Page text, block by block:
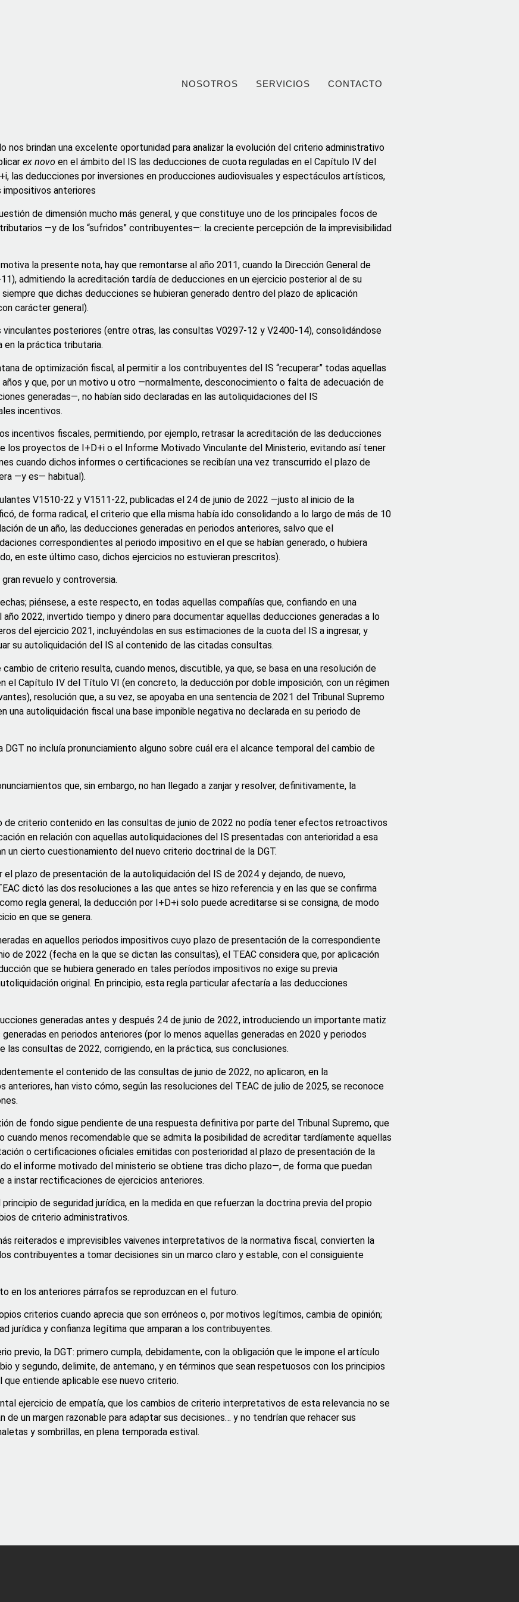
NOSOTROS SERVICIOS CONTACTO
nos brindan una excelente oportunidad para analizar la evolución del criterio administrativo
ex novo en el ámbito del IS las deducciones de cuota reguladas en el Capítulo IV del
las deducciones por inversiones en producciones audiovisuales y espectáculos artísticos,
impositivos anteriores
de dimensión mucho más general, y que constituye uno de los principales focos de
—y de los “sufridos” contribuyentes—: la creciente percepción de la imprevisibilidad
la presente nota, hay que remontarse al año 2011, cuando la Dirección General de
admitiendo la acreditación tardía de deducciones en un ejercicio posterior al de su
que dichas deducciones se hubieran generado dentro del plazo de aplicación
carácter general).
posteriores (entre otras, las consultas V0297-12 y V2400-14), consolidándose
en la práctica tributaria.
de optimización fiscal, al permitir a los contribuyentes del IS “recuperar” todas aquellas
y que, por un motivo u otro —normalmente, desconocimiento o falta de adecuación de
generadas—, no habían sido declaradas en las autoliquidaciones del IS
incentivos.
fiscales, permitiendo, por ejemplo, retrasar la acreditación de las deducciones
los proyectos de I+D+i o el Informe Motivado Vinculante del Ministerio, evitando así tener
cuando dichos informes o certificaciones se recibían una vez transcurrido el plazo de
—y es— habitual).
V1510-22 y V1511-22, publicadas el 24 de junio de 2022 —justo al inicio de la
de forma radical, el criterio que ella misma había ido consolidando a lo largo de más de 10
de un año, las deducciones generadas en periodos anteriores, salvo que el
correspondientes al periodo impositivo en el que se habían generado, o hubiera
en este último caso, dichos ejercicios no estuvieran prescritos).
revuelo y controversia.
piénsese, a este respecto, en todas aquellas compañías que, confiando en una
2022, invertido tiempo y dinero para documentar aquellas deducciones generadas a lo
del ejercicio 2021, incluyéndolas en sus estimaciones de la cuota del IS a ingresar, y
su autoliquidación del IS al contenido de las citadas consultas.
de criterio resulta, cuando menos, discutible, ya que, se basa en una resolución de
el Capítulo IV del Título VI (en concreto, la deducción por doble imposición, con un régimen
resolución que, a su vez, se apoyaba en una sentencia de 2021 del Tribunal Supremo
autoliquidación fiscal una base imponible negativa no declarada en su periodo de
no incluía pronunciamiento alguno sobre cuál era el alcance temporal del cambio de
que, sin embargo, no han llegado a zanjar y resolver, definitivamente, la
de criterio contenido en las consultas de junio de 2022 no podía tener efectos retroactivos
en relación con aquellas autoliquidaciones del IS presentadas con anterioridad a esa
un cierto cuestionamiento del nuevo criterio doctrinal de la DGT.
plazo de presentación de la autoliquidación del IS de 2024 y dejando, de nuevo,
dictó las dos resoluciones a las que antes se hizo referencia y en las que se confirma
regla general, la deducción por I+D+i solo puede acreditarse si se consigna, de modo
en que se genera.
en aquellos periodos impositivos cuyo plazo de presentación de la correspondiente
de 2022 (fecha en la que se dictan las consultas), el TEAC considera que, por aplicación
que se hubiera generado en tales períodos impositivos no exige su previa
original. En principio, esta regla particular afectaría a las deducciones
generadas antes y después 24 de junio de 2022, introduciendo un importante matiz
en periodos anteriores (por lo menos aquellas generadas en 2020 y periodos
consultas de 2022, corrigiendo, en la práctica, sus conclusiones.
el contenido de las consultas de junio de 2022, no aplicaron, en la
han visto cómo, según las resoluciones del TEAC de julio de 2025, se reconoce
de fondo sigue pendiente de una respuesta definitiva por parte del Tribunal Supremo, que
cuando menos recomendable que se admita la posibilidad de acreditar tardíamente aquellas
o certificaciones oficiales emitidas con posterioridad al plazo de presentación de la
el informe motivado del ministerio se obtiene tras dicho plazo—, de forma que puedan
a instar rectificaciones de ejercicios anteriores.
de seguridad jurídica, en la medida en que refuerzan la doctrina previa del propio
de criterio administrativos.
reiterados e imprevisibles vaivenes interpretativos de la normativa fiscal, convierten la
contribuyentes a tomar decisiones sin un marco claro y estable, con el consiguiente
en los anteriores párrafos se reproduzcan en el futuro.
criterios cuando aprecia que son erróneos o, por motivos legítimos, cambia de opinión;
jurídica y confianza legítima que amparan a los contribuyentes.
previo, la DGT: primero cumpla, debidamente, con la obligación que le impone el artículo
y segundo, delimite, de antemano, y en términos que sean respetuosos con los principios
entiende aplicable ese nuevo criterio.
ejercicio de empatía, que los cambios de criterio interpretativos de esta relevancia no se
un margen razonable para adaptar sus decisiones… y no tendrían que rehacer sus
y sombrillas, en plena temporada estival.